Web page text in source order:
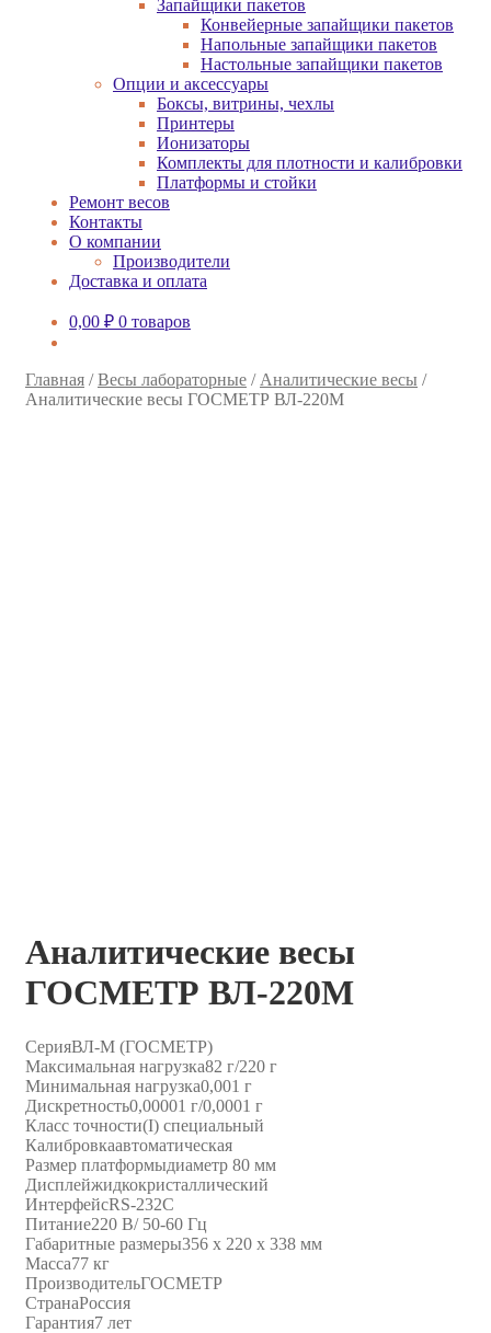
Запайщики пакетов
Конвейерные запайщики пакетов
Напольные запайщики пакетов
Настольные запайщики пакетов
Опции и аксессуары
Боксы, витрины, чехлы
Принтеры
Ионизаторы
Комплекты для плотности и калибровки
Платформы и стойки
Ремонт весов
Контакты
О компании
Производители
Доставка и оплата
0,00 ₽ 0 товаров
Главная /Весы лабораторные / Аналитические весы /
Аналитические весы ГОСМЕТР ВЛ-220М
Аналитические весы
ГОСМЕТР ВЛ-220М
СерияВЛ-М (ГОСМЕТР)
Максимальная нагрузка82 г/220 г
Минимальная нагрузка0,001 г
Дискретность0,00001 г/0,0001 г
Класс точности(I) специальный
Калибровкаавтоматическая
Размер платформыдиаметр 80 мм
Дисплейжидкокристаллический
ИнтерфейсRS-232C
Питание220 В/ 50-60 Гц
Габаритные размеры356 х 220 х 338 мм
Масса77 кг
ПроизводительГОСМЕТР
СтранаРоссия
Гарантия7 лет